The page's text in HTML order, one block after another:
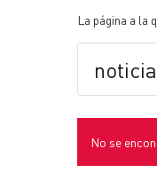
La página a la
No se